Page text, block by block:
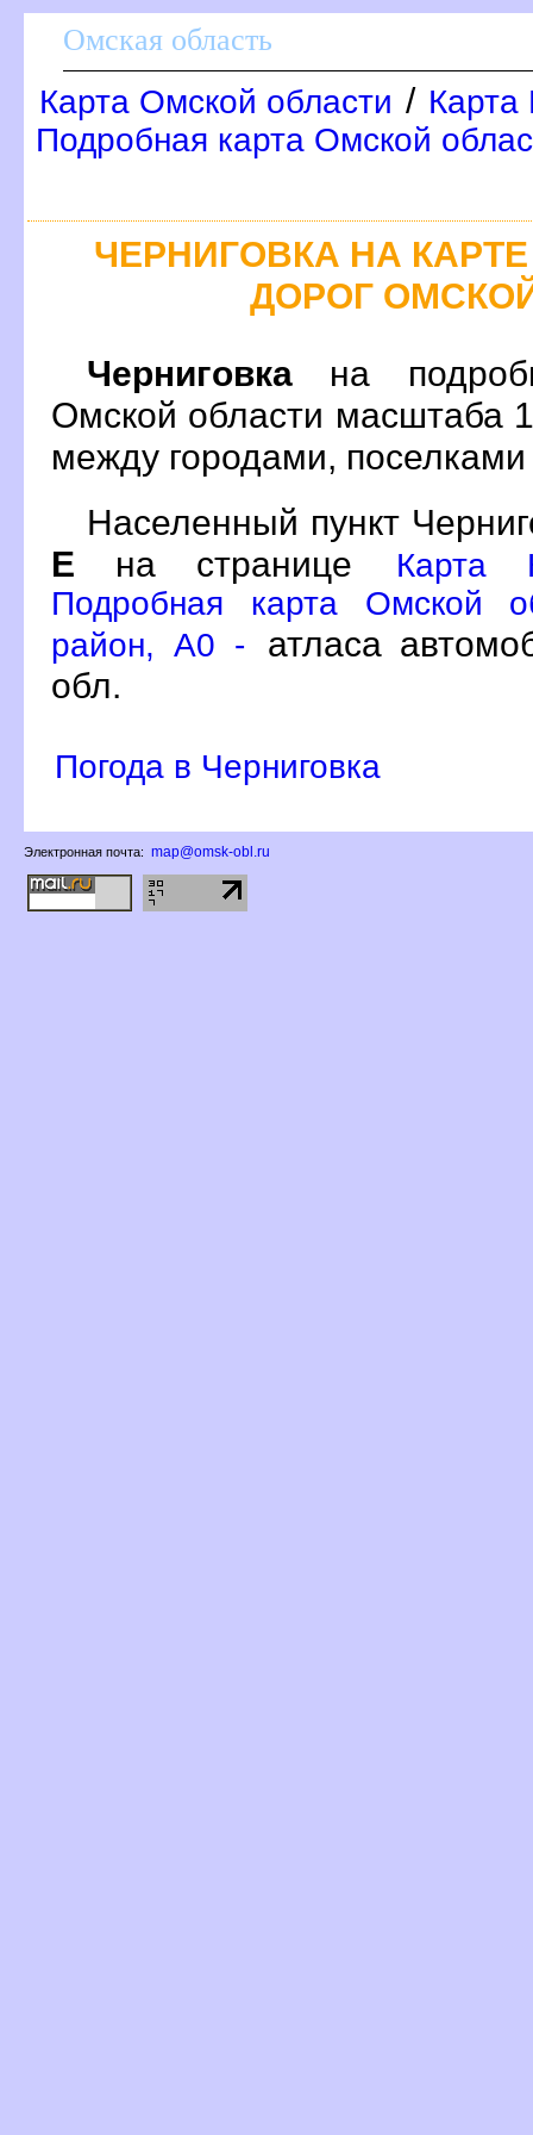
Омская область
Карта Омской области / Карта
Подробная карта Омской
ЧЕРНИГОВКА НА
ДОРОГ
Черниговка на
Омской области масштаба
между городами,
Населенный пункт
Е на странице
Карта
Подробная карта Омской
район, A0 -
атласа
обл.
Погода в Черниговка
Электронная почта: map@omsk-obl.ru